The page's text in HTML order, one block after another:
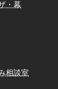
・幕
相談室